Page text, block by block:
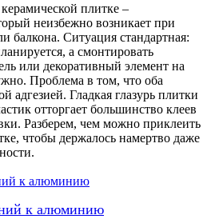
плитке –
неизбежно возникает при
балкона. Ситуация стандартная:
а смонтировать
или декоративный элемент на
Проблема в том, что оба
адгезией. Гладкая глазурь плитки
отторгает большинство клеев
Разберем, чем можно приклеить
чтобы держалось намертво даже
к алюминию